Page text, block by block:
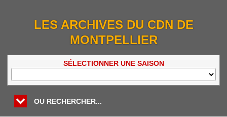
LES ARCHIVES DU CDN DE
MONTPELLIER
SÉLECTIONNER UNE SAISON
OU RECHERCHER...